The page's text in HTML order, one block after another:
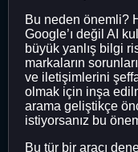
Bu neden önemli?
Google’ı değil AI
büyük yanlış bilgi
markaların
ve iletişimlerini
olmak için inşa
arama geliştikçe
istiyorsanız bu
Bu tür bir aracı